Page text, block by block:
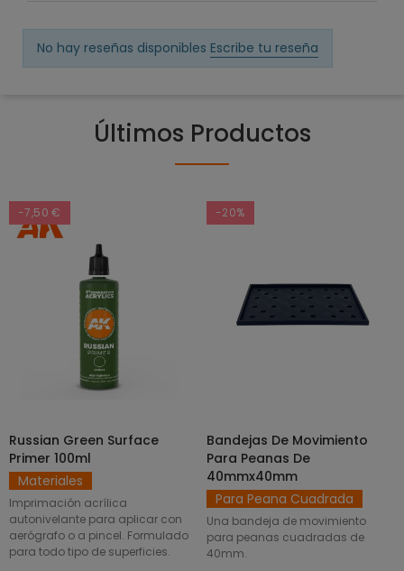
No hay reseñas disponibles Escribe tu reseña
Últimos Productos
-7,50 €
AÑADIR AL CARRITO
Russian Green Surface
Primer 100ml
Materiales
Imprimación acrílica
autonivelante para aplicar con
aerógrafo o a pincel. Formulado
para todo tipo de superficies.
-20%
SELECCIONAR OPCIONES
Bandejas De Movimiento
Para Peanas De
40mmx40mm
Para Peana Cuadrada
Una bandeja de movimiento
para peanas cuadradas de
40mm.